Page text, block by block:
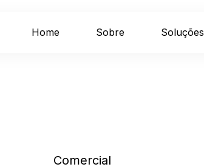
Home Sobre Soluções
Comercial